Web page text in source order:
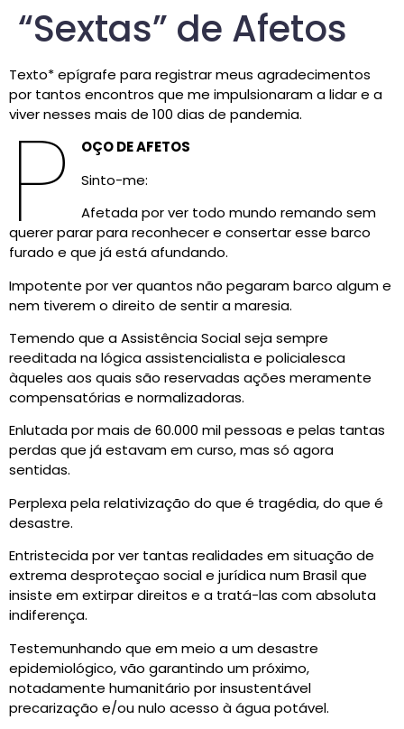
“Sextas” de Afetos
Texto* epígrafe para registrar meus agradecimentos
por tantos encontros que me impulsionaram a lidar e a
viver nesses mais de 100 dias de pandemia.
P
OÇO DE AFETOS
Sinto-me:
Afetada por ver todo mundo remando sem
querer parar para reconhecer e consertar esse barco
furado e que já está afundando.
Impotente por ver quantos não pegaram barco algum e
nem tiverem o direito de sentir a maresia.
Temendo que a Assistência Social seja sempre
reeditada na lógica assistencialista e policialesca
àqueles aos quais são reservadas ações meramente
compensatórias e normalizadoras.
Enlutada por mais de 60.000 mil pessoas e pelas tantas
perdas que já estavam em curso, mas só agora
sentidas.
Perplexa pela relativização do que é tragédia, do que é
desastre.
Entristecida por ver tantas realidades em situação de
extrema desproteçao social e jurídica num Brasil que
insiste em extirpar direitos e a tratá-las com absoluta
indiferença.
Testemunhando que em meio a um desastre
epidemiológico, vão garantindo um próximo,
notadamente humanitário por insustentável
precarização e/ou nulo acesso à água potável.